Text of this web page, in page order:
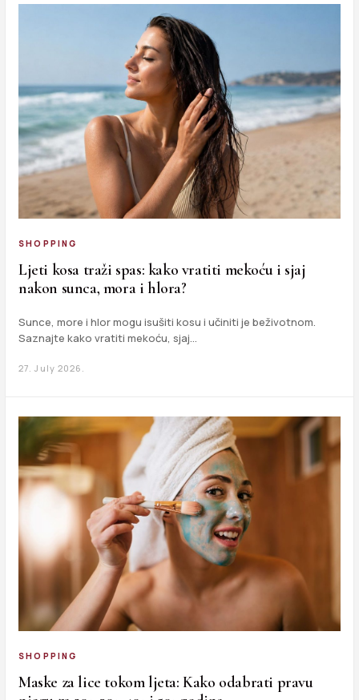
SHOPPING
Ljeti kosa traži spas: kako vratiti mekoću i sjaj
nakon sunca, mora i hlora?
Sunce, more i hlor mogu isušiti kosu i učiniti je beživotnom.
Saznajte kako vratiti mekoću, sjaj…
27. July 2026.
SHOPPING
Maske za lice tokom ljeta: Kako odabrati pravu